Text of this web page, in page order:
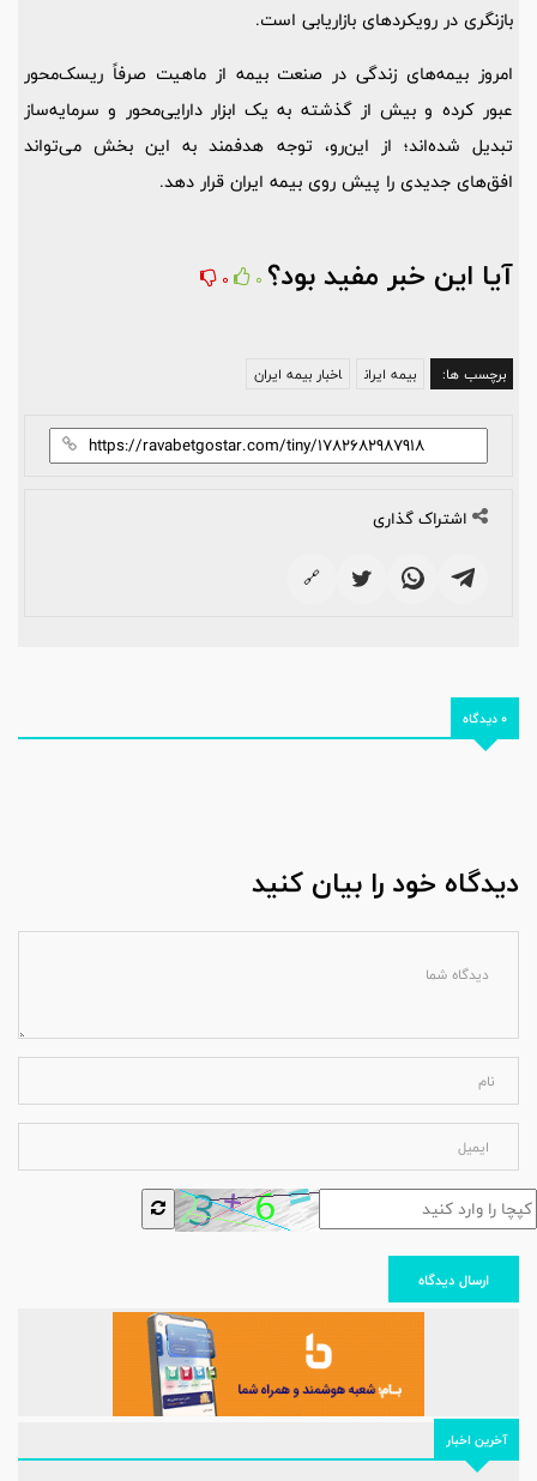
بازنگری در رویکردهای بازاریابی است.
امروز بیمه‌های زندگی در صنعت بیمه از ماهیت صرفاً ریسک‌محور
عبور کرده و بیش از گذشته به یک ابزار دارایی‌محور و سرمایه‌ساز
تبدیل شده‌اند؛ از این‌رو، توجه هدفمند به این بخش می‌تواند
افق‌های جدیدی را پیش روی بیمه ایران قرار دهد.
آیا این خبر مفید بود؟ 0
0
برچسب ها: بیمه ایران اخبار بیمه ایران
اشتراک گذاری
🔗
0 دیدگاه
دیدگاه خود را بیان کنید
ارسال دیدگاه
آخرین اخبار